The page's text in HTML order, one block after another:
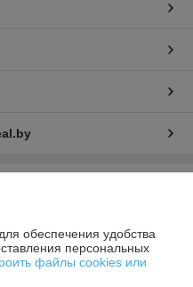
ул. Тимирязева, д. 97 , каб.1
обеспечения удобства
персональных
файлы cookies или